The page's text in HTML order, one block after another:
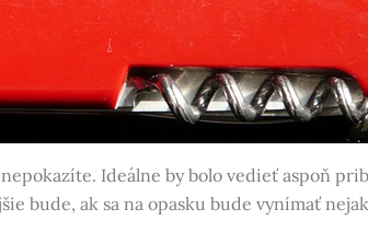
Ideálne by bolo vedieť aspoň
bude, ak sa na opasku bude vynímať